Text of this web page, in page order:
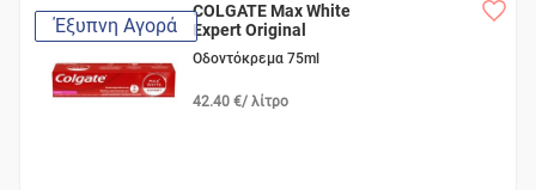
Έξυπνη Αγορά
COLGATE Max White
Expert Original
Οδοντόκρεμα 75ml
42.40 €/ λίτρο